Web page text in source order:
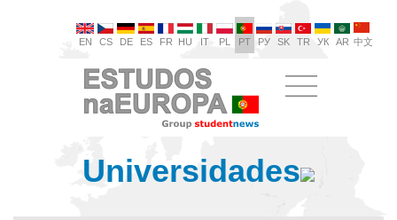
EN CS DE ES FR HU IT PL PT РУ SK TR УК AR 中文
Universidades